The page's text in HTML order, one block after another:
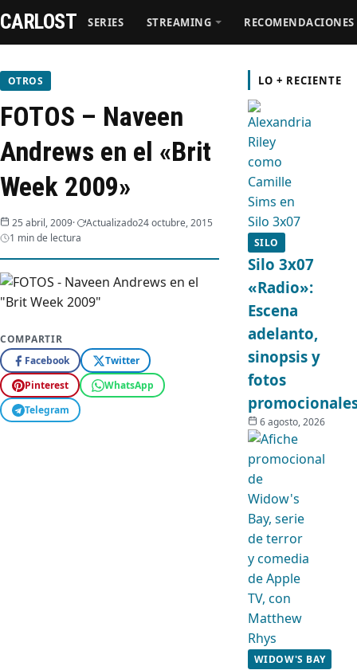
Series
Streaming
Recomendaciones
CARLOST SERIES STREAMING RECOMENDACIONES
OTROS
FOTOS – Naveen
Andrews en el «Brit
Week 2009»
25 abril, 2009 Actualizado24 octubre, 2015
1 min de lectura
COMPARTIR
Facebook
Twitter
Pinterest
WhatsApp
Telegram
LO + RECIENTE
SILO
Silo 3x07
«Radio»:
Escena
adelanto,
sinopsis y
fotos
6 agosto, 2026
WIDOW'S BAY